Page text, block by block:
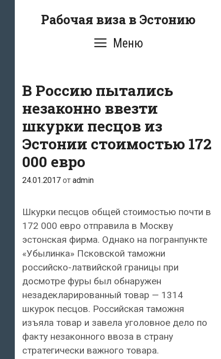
Рабочая виза в Эстонию
Меню
В Россию пытались
незаконно ввезти
шкурки песцов из
Эстонии стоимостью 172
000 евро
24.01.2017 от admin
Шкурки песцов общей стоимостью почти в
172 000 евро отправила в Москву
эстонская фирма. Однако на погранпункте
«Убылинка» Псковской таможни
российско-латвийской границы при
досмотре фуры был обнаружен
незадекларированный товар — 1314
шкурок песцов. Российская таможня
изъяла товар и завела уголовное дело по
факту незаконного ввоза в страну
стратегически важного товара.